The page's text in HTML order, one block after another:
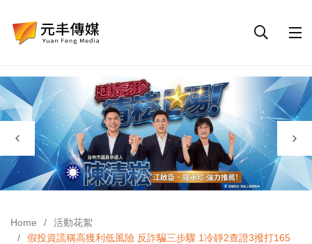
Home
活動花絮
假投資謊稱高獲利低風險 反詐騙三步驟 1冷靜2查證3撥打165